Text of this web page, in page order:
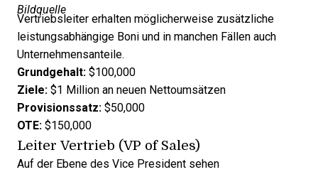
Bildquelle
Vertriebsleiter erhalten möglicherweise zusätzliche
leistungsabhängige Boni und in manchen Fällen auch
Unternehmensanteile.
Grundgehalt: $100,000
Ziele: $1 Million an neuen Nettoumsätzen
Provisionssatz: $50,000
OTE: $150,000
Leiter Vertrieb (VP of Sales)
Auf der Ebene des Vice President sehen